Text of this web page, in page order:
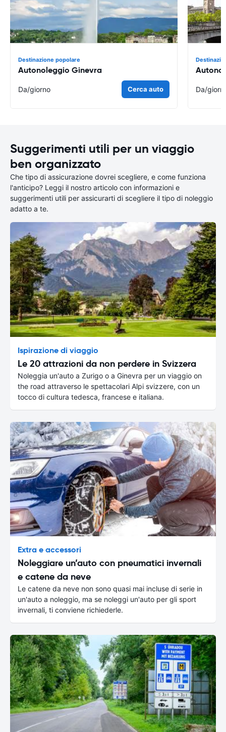
Destinazione popolare
Autonoleggio Ginevra
Da/giorno Cerca auto Da/
Suggerimenti utili per un viaggio
ben organizzato
Che tipo di assicurazione dovrei scegliere, e come funziona
l'anticipo? Leggi il nostro articolo con informazioni e
suggerimenti utili per assicurarti di scegliere il tipo di noleggio
adatto a te.
Ispirazione di viaggio
Le 20 attrazioni da non perdere in Svizzera
Noleggia un'auto a Zurigo o a Ginevra per un viaggio on
the road attraverso le spettacolari Alpi svizzere, con un
tocco di cultura tedesca, francese e italiana.
Extra e accessori
Noleggiare un’auto con pneumatici invernali
e catene da neve
Le catene da neve non sono quasi mai incluse di serie in
un'auto a noleggio, ma se noleggi un'auto per gli sport
invernali, ti conviene richiederle.